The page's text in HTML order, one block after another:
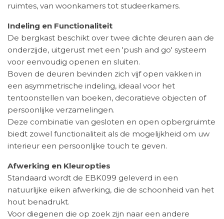
ruimtes, van woonkamers tot studeerkamers.
Indeling en Functionaliteit
De bergkast beschikt over twee dichte deuren aan de
onderzijde, uitgerust met een 'push and go' systeem
voor eenvoudig openen en sluiten.
Boven de deuren bevinden zich vijf open vakken in
een asymmetrische indeling, ideaal voor het
tentoonstellen van boeken, decoratieve objecten of
persoonlijke verzamelingen.
Deze combinatie van gesloten en open opbergruimte
biedt zowel functionaliteit als de mogelijkheid om uw
interieur een persoonlijke touch te geven.
Afwerking en Kleuropties
Standaard wordt de EBK099 geleverd in een
natuurlijke eiken afwerking, die de schoonheid van het
hout benadrukt.
Voor diegenen die op zoek zijn naar een andere